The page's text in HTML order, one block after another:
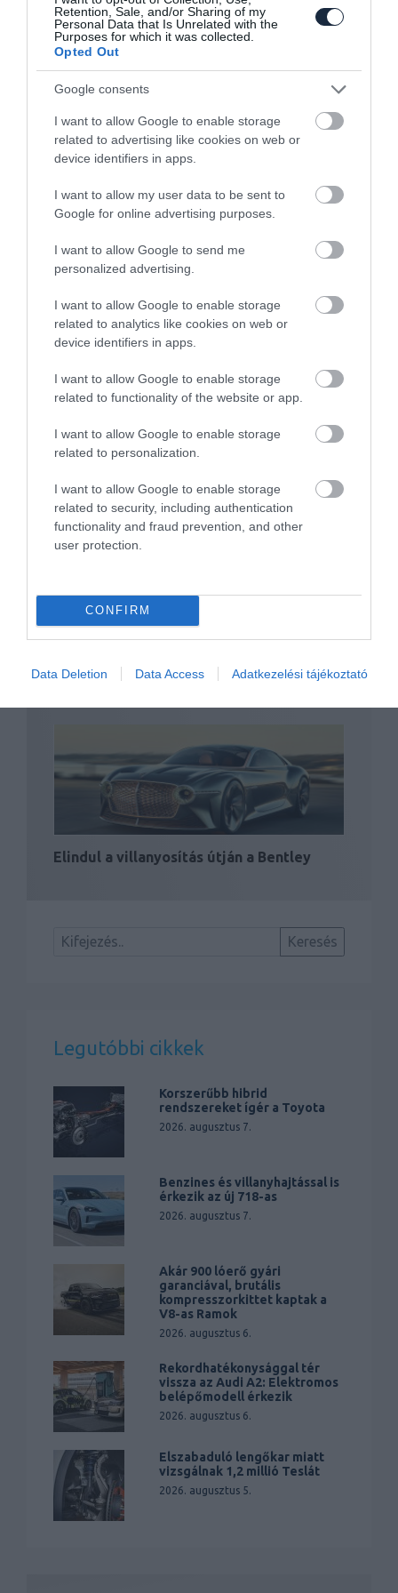
Retention, Sale, and/or Sharing of my
Personal Data that Is Unrelated with the
Purposes for which it was collected.
Opted Out
Google consents
I want to allow Google to enable storage
related to advertising like cookies on web or
device identifiers in apps.
I want to allow my user data to be sent to
Google for online advertising purposes.
I want to allow Google to send me
personalized advertising.
I want to allow Google to enable storage
related to analytics like cookies on web or
device identifiers in apps.
I want to allow Google to enable storage
related to functionality of the website or app.
I want to allow Google to enable storage
related to personalization.
I want to allow Google to enable storage
related to security, including authentication
functionality and fraud prevention, and other
user protection.
CONFIRM
Data Deletion Data Access Adatkezelési tájékoztató
Jellegzetes 2CV dizájnt kapott a Citroen
Először beszélt bővebben a Bentley
a Bentley
Most még csak a hibrid technológiában
lát…
Elindul a villanyosítás útján a Bentley
Legutóbbi cikkek
Korszerűbb hibrid
rendszereket ígér a Toyota
2026. augusztus 7.
Benzines és villanyhajtással is
érkezik az új 718-as
2026. augusztus 7.
Akár 900 lóerő gyári
garanciával, brutális
kompresszorkittet kaptak a
V8-as Ramok
2026. augusztus 6.
Rekordhatékonysággal tér
vissza az Audi A2: Elektromos
belépőmodell érkezik
2026. augusztus 6.
Elszabaduló lengőkar miatt
vizsgálnak 1,2 millió Teslát
2026. augusztus 5.